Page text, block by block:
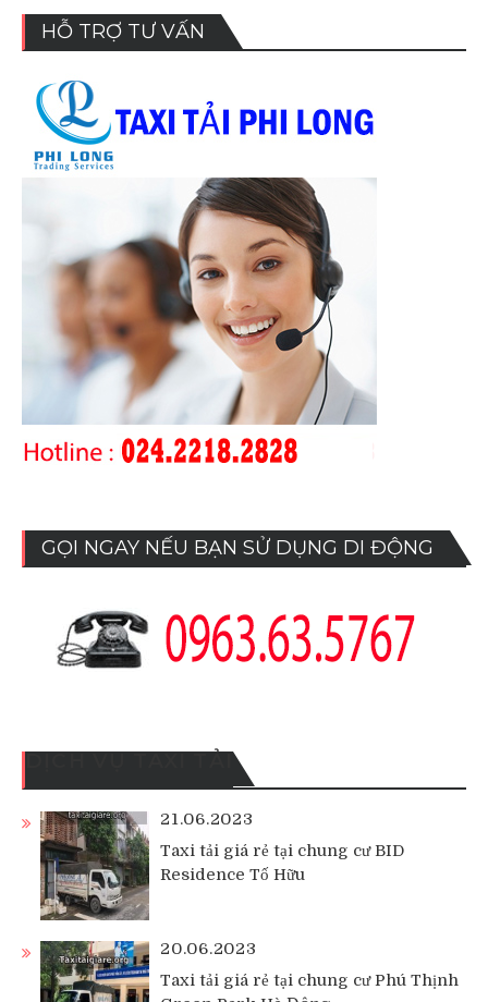
HỖ TRỢ TƯ VẤN
GỌI NGAY NẾU BẠN SỬ DỤNG DI ĐỘNG
21.06.2023
Taxi tải giá rẻ tại chung cư BID
Residence Tố Hữu
20.06.2023
Taxi tải giá rẻ tại chung cư Phú Thịnh